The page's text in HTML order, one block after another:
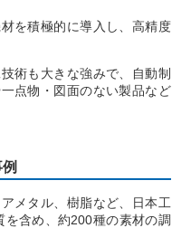
を積極的に導入し、高精度
術も大きな強みで、自動制
点物・図面のない製品など
メタル、樹脂など、日本工
含め、約200種の素材の調